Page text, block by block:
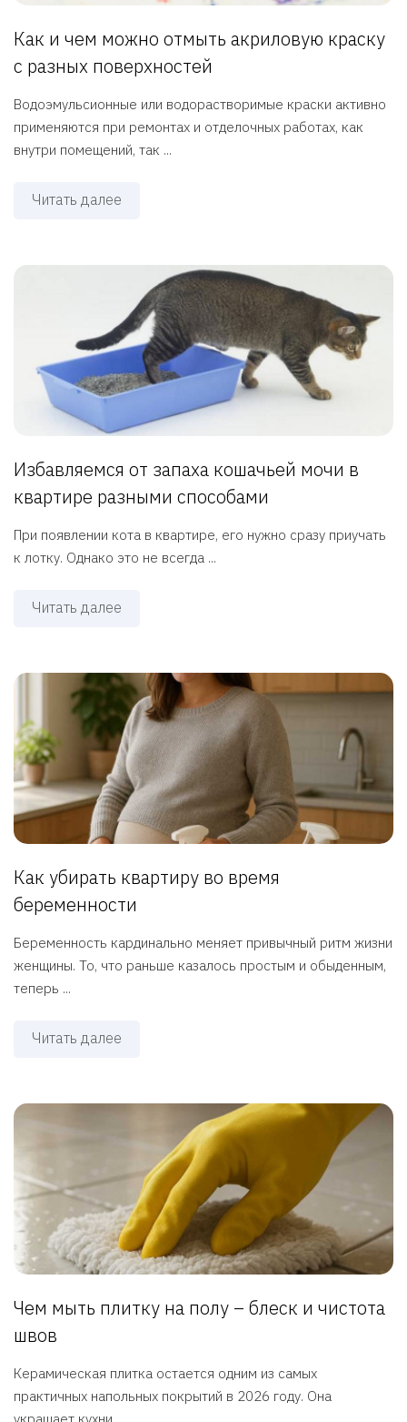
Как и чем можно отмыть акриловую краску
с разных поверхностей
Водоэмульсионные или водорастворимые краски активно
применяются при ремонтах и отделочных работах, как
внутри помещений, так ...
Читать далее
Избавляемся от запаха кошачьей мочи в
квартире разными способами
При появлении кота в квартире, его нужно сразу приучать
к лотку. Однако это не всегда ...
Читать далее
Как убирать квартиру во время
беременности
Беременность кардинально меняет привычный ритм жизни
женщины. То, что раньше казалось простым и обыденным,
теперь ...
Читать далее
Чем мыть плитку на полу – блеск и чистота
швов
Керамическая плитка остается одним из самых
практичных напольных покрытий в 2026 году. Она